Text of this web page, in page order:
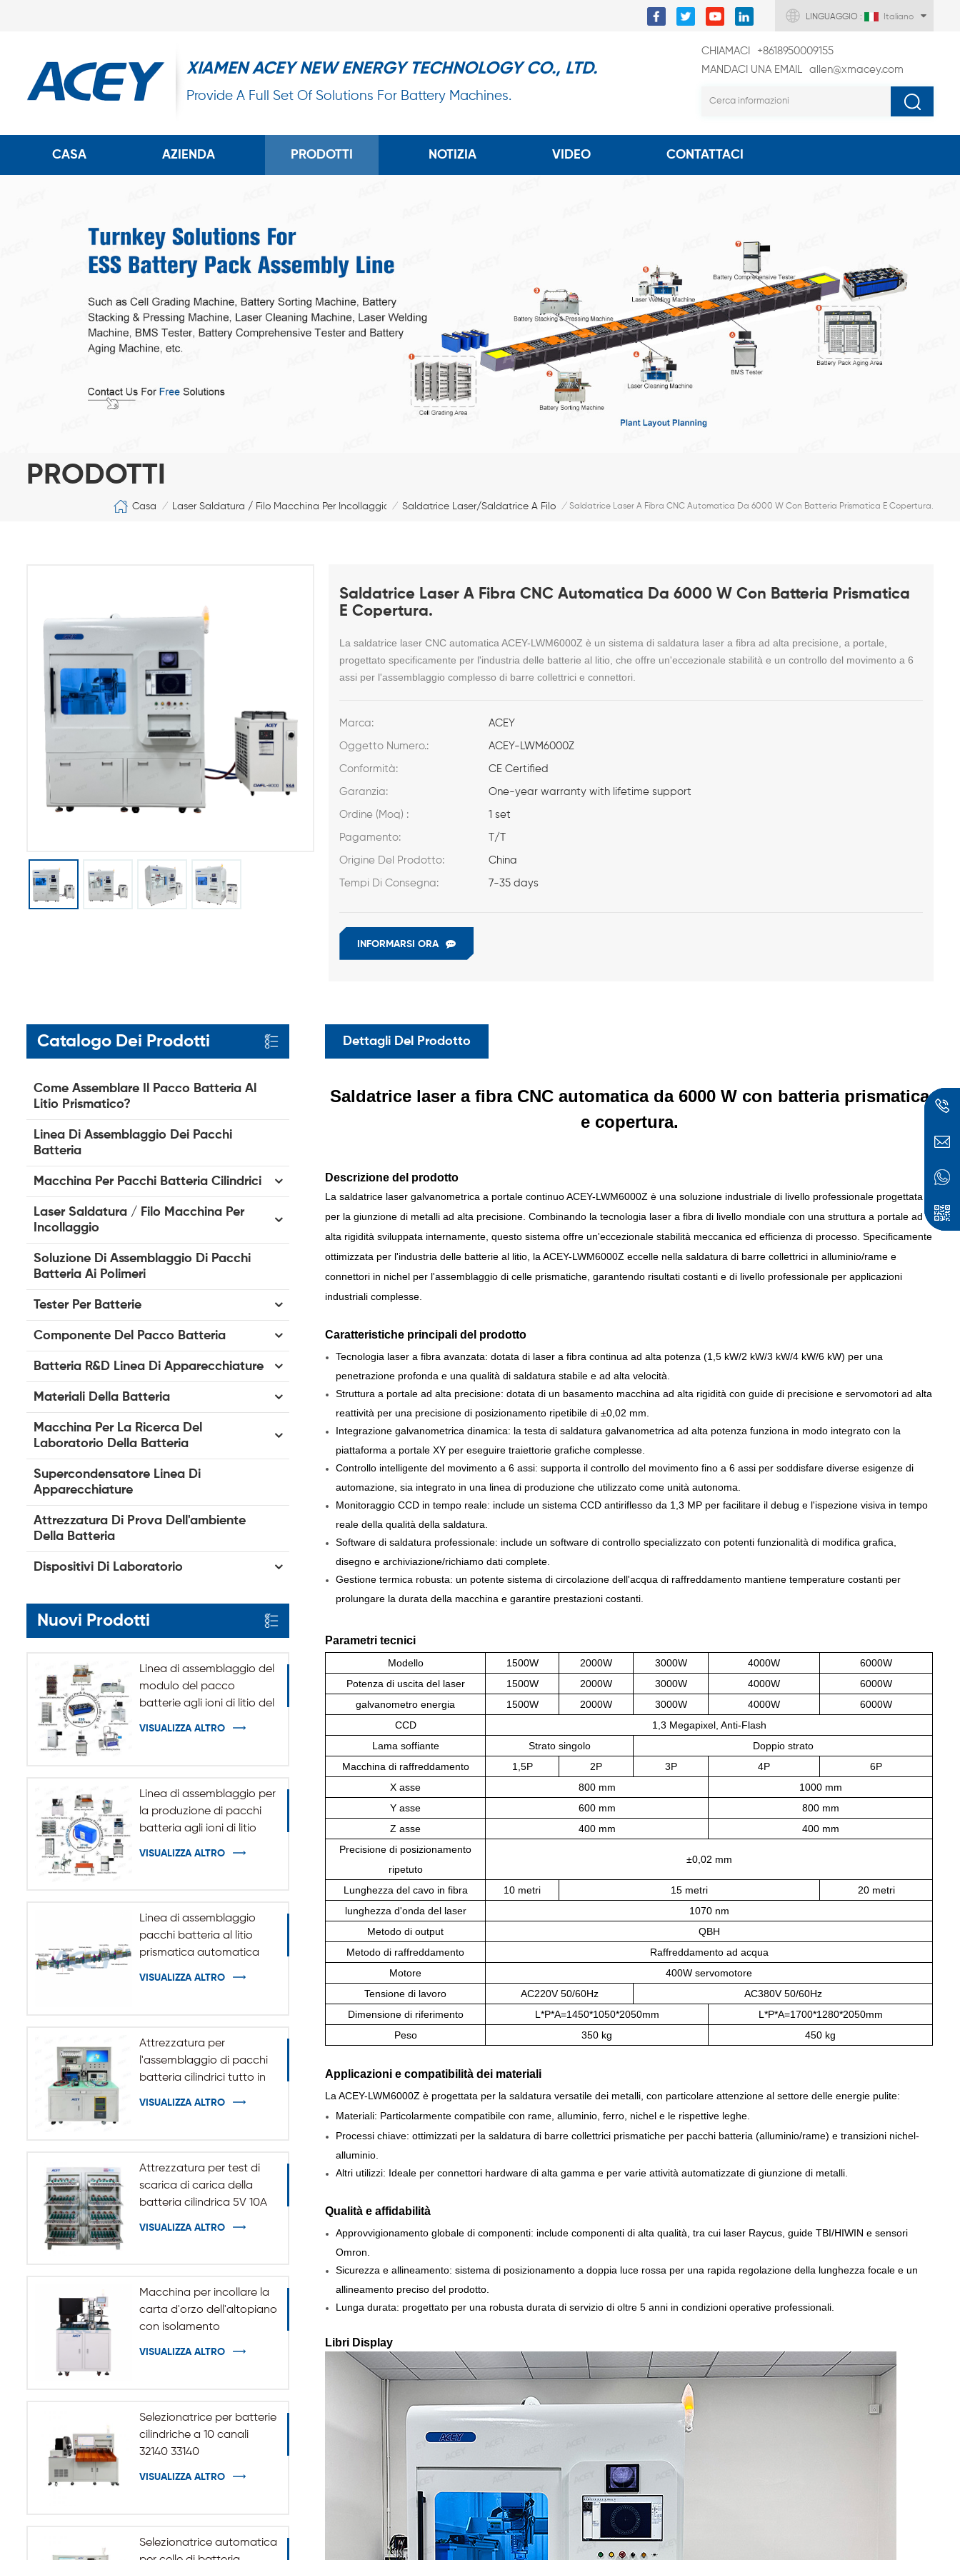
LINGUAGGIO : Italiano
XIAMEN ACEY NEW ENERGY TECHNOLOGY CO., LTD.
Provide A Full Set Of Solutions For Battery Machines.
CHIAMACI
+8618950009155
MANDACI UNA EMAIL
allen@xmacey.com
CASA AZIENDA PRODOTTI NOTIZIA VIDEO CONTATTACI
PRODOTTI
Casa / Laser Saldatura / Filo Macchina Per Incollaggio / Saldatrice Laser/saldatrice A Filo / Saldatrice Laser A Fibra CNC Automatica Da 6000 W Con Batteria Prismatica E Copertura.
Saldatrice Laser A Fibra CNC Automatica Da 6000 W Con Batteria Prismatica
E Copertura.
La saldatrice laser CNC automatica ACEY-LWM6000Z è un sistema di saldatura laser a fibra ad alta precisione, a portale,
progettato specificamente per l'industria delle batterie al litio, che offre un'eccezionale stabilità e un controllo del movimento a 6
assi per l'assemblaggio complesso di barre collettrici e connettori.
Marca: ACEY
Oggetto Numero.: ACEY-LWM6000Z
Conformità: CE Certified
Garanzia: One-year warranty with lifetime support
Ordine (Moq) : 1 set
Pagamento: T/T
Origine Del Prodotto: China
Tempi Di Consegna: 7-35 days
INFORMARSI ORA
Catalogo Dei Prodotti
Come Assemblare Il Pacco Batteria Al
Litio Prismatico?
Linea Di Assemblaggio Dei Pacchi
Batteria
Macchina Per Pacchi Batteria Cilindrici
Laser Saldatura / Filo Macchina Per
Incollaggio
Soluzione Di Assemblaggio Di Pacchi
Batteria Ai Polimeri
Tester Per Batterie
Componente Del Pacco Batteria
Batteria R&D Linea Di Apparecchiature
Materiali Della Batteria
Macchina Per La Ricerca Del
Laboratorio Della Batteria
Supercondensatore Linea Di
Apparecchiature
Attrezzatura Di Prova Dell'ambiente
Della Batteria
Dispositivi Di Laboratorio
Nuovi Prodotti
Linea di assemblaggio del
modulo del pacco
batterie agli ioni di litio del
VISUALIZZA ALTRO
Linea di assemblaggio per
la produzione di pacchi
batteria agli ioni di litio
VISUALIZZA ALTRO
Linea di assemblaggio
pacchi batteria al litio
prismatica automatica
VISUALIZZA ALTRO
Attrezzatura per
l'assemblaggio di pacchi
batteria cilindrici tutto in
VISUALIZZA ALTRO
Attrezzatura per test di
scarica di carica della
batteria cilindrica 5V 10A
VISUALIZZA ALTRO
Macchina per incollare la
carta d'orzo dell'altopiano
con isolamento
VISUALIZZA ALTRO
Selezionatrice per batterie
cilindriche a 10 canali
32140 33140
VISUALIZZA ALTRO
Selezionatrice automatica
Dettagli Del Prodotto
Saldatrice laser a fibra CNC automatica da 6000 W con batteria prismatica
e copertura.
Descrizione del prodotto
La saldatrice laser galvanometrica a portale continuo ACEY-LWM6000Z è una soluzione industriale di livello professionale progettata
per la giunzione di metalli ad alta precisione. Combinando la tecnologia laser a fibra di livello mondiale con una struttura a portale ad
alta rigidità sviluppata internamente, questo sistema offre un'eccezionale stabilità meccanica ed efficienza di processo. Specificamente
ottimizzata per l'industria delle batterie al litio, la ACEY-LWM6000Z eccelle nella saldatura di barre collettrici in alluminio/rame e
connettori in nichel per l'assemblaggio di celle prismatiche, garantendo risultati costanti e di livello professionale per applicazioni
industriali complesse.
Caratteristiche principali del prodotto
Tecnologia laser a fibra avanzata: dotata di laser a fibra continua ad alta potenza (1,5 kW/2 kW/3 kW/4 kW/6 kW) per una
penetrazione profonda e una qualità di saldatura stabile e ad alta velocità.
Struttura a portale ad alta precisione: dotata di un basamento macchina ad alta rigidità con guide di precisione e servomotori ad alta
reattività per una precisione di posizionamento ripetibile di ±0,02 mm.
Integrazione galvanometrica dinamica: la testa di saldatura galvanometrica ad alta potenza funziona in modo integrato con la
piattaforma a portale XY per eseguire traiettorie grafiche complesse.
Controllo intelligente del movimento a 6 assi: supporta il controllo del movimento fino a 6 assi per soddisfare diverse esigenze di
automazione, sia integrato in una linea di produzione che utilizzato come unità autonoma.
Monitoraggio CCD in tempo reale: include un sistema CCD antiriflesso da 1,3 MP per facilitare il debug e l'ispezione visiva in tempo
reale della qualità della saldatura.
Software di saldatura professionale: include un software di controllo specializzato con potenti funzionalità di modifica grafica,
disegno e archiviazione/richiamo dati complete.
Gestione termica robusta: un potente sistema di circolazione dell'acqua di raffreddamento mantiene temperature costanti per
prolungare la durata della macchina e garantire prestazioni costanti.
Parametri tecnici
Modello 1500W 2000W 3000W 4000W
6000W
Potenza di uscita del laser
1500W 2000W 3000W 4000W
6000W
galvanometroenergia 1500W 2000W 3000W 4000W
6000W
CCD
1,3 Megapixel, Anti-Flash
Lama soffiante
Strato singolo
Doppio strato
Macchina di raffreddamento
1,5P 2P 3P 4P
6P
Xasse 800 mm
1000 mm
Yasse 600 mm
800 mm
Zasse 400 mm
400 mm
Precisione di posizionamento
ripetuto
±0,02 mm
Lunghezza del cavo in fibra 10 metri 15 metri
20 metri
lunghezza d'onda del laser
1070 nm
Metodo di output
QBH
Metodo di raffreddamento
Raffreddamento ad acqua
Motore
400Wservomotore
Tensione di lavoro
AC220V 50/60Hz
AC380V 50/60Hz
Dimensione di riferimento
L*P*A=1450*1050*2050mm
L*P*A=1700*1280*2050mm
Peso
350 kg 450 kg
Applicazioni e compatibilità dei materiali
La ACEY-LWM6000Z è progettata per la saldatura versatile dei metalli, con particolare attenzione al settore delle energie pulite:
Materiali: Particolarmente compatibile con rame, alluminio, ferro, nichel e le rispettive leghe.
Processi chiave: ottimizzati per la saldatura di barre collettrici prismatiche per pacchi batteria (alluminio/rame) e transizioni nichel-
alluminio.
Altri utilizzi: Ideale per connettori hardware di alta gamma e per varie attività automatizzate di giunzione di metalli.
Qualità e affidabilità
Approvvigionamento globale di componenti: include componenti di alta qualità, tra cui laser Raycus, guide TBI/HIWIN e sensori
Omron.
Sicurezza e allineamento: sistema di posizionamento a doppia luce rossa per una rapida regolazione della lunghezza focale e un
allineamento preciso del prodotto.
Lunga durata: progettato per una robusta durata di servizio di oltre 5 anni in condizioni operative professionali.
Libri Display